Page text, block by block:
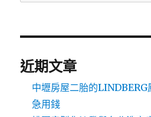
近期文章
中壢房屋二胎的
急用錢